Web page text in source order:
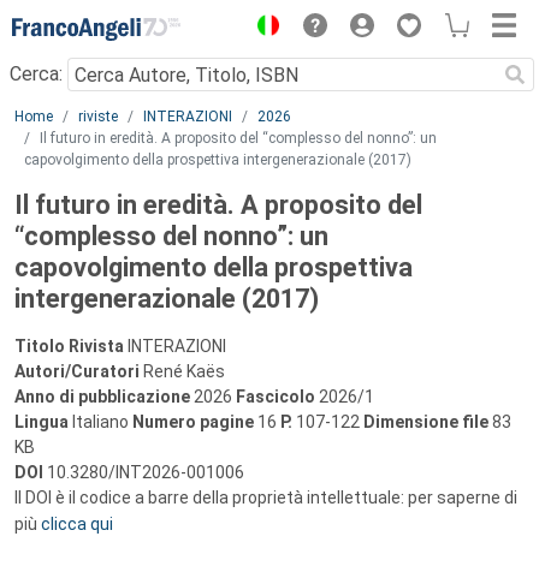
Menu
Cerca:
Main content
Home riviste INTERAZIONI
2026
Il futuro in eredità. A proposito del “complesso del nonno”: un
capovolgimento della prospettiva intergenerazionale (2017)
Il futuro in eredità. A proposito del
“complesso del nonno”: un
capovolgimento della prospettiva
intergenerazionale (2017)
Titolo Rivista INTERAZIONI
Autori/Curatori René Kaës
Anno di pubblicazione 2026 Fascicolo 2026/1
Lingua Italiano Numero pagine 16 P. 107-122 Dimensione file83
KB
DOI 10.3280/INT2026-001006
Il DOI è il codice a barre della proprietà intellettuale: per saperne di
più clicca qui